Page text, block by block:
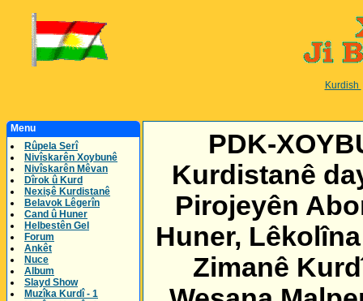
Kurdish
Menu
Rûpela Serî
Nivîskarên Xoybunê
Nivîskarên Mêvan
Dîrok û Kurd
Nexişê Kurdistanê
Belavok Lêgerîn
Cand û Huner
Helbestên Gel
Forum
Ankêt
Nuce
Album
Slayd Show
Muzîka Kurdî - 1
PDK-
Kurdistanê
Pirojeyên
Huner,
Zimanê